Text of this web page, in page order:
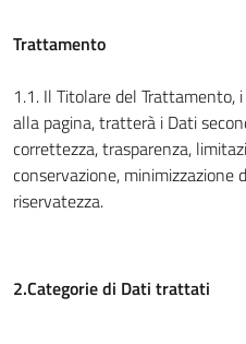
Trattamento
1.1. Il Titolare del Trattamento,
alla pagina, tratterà i Dati
correttezza, trasparenza,
conservazione, minimizzazione
riservatezza.
2.Categorie di Dati trattati